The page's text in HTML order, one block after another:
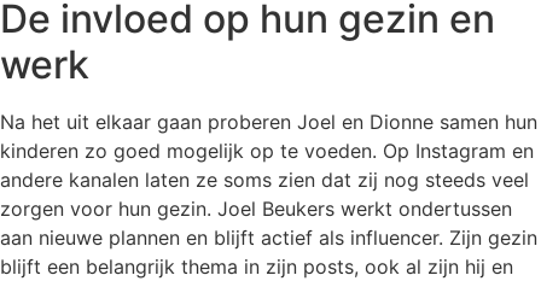
De invloed op hun gezin en
werk
Na het uit elkaar gaan proberen Joel en Dionne samen hun
kinderen zo goed mogelijk op te voeden. Op Instagram en
andere kanalen laten ze soms zien dat zij nog steeds veel
zorgen voor hun gezin. Joel Beukers werkt ondertussen
aan nieuwe plannen en blijft actief als influencer. Zijn gezin
blijft een belangrijk thema in zijn posts, ook al zijn hij en